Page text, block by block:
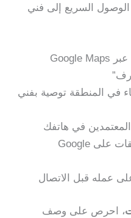
السريع إلى فني
ابحث عن رقم فني ستلايت عبر Google Maps
في المنطقة توصية بفني
في هاتفك
تحقق من التقييمات والتعليقات على Google
عمله قبل الاتصال
، احرص على وصف